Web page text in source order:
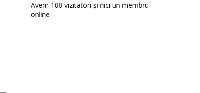
Avem 100 vizitatori și nici un membru
online